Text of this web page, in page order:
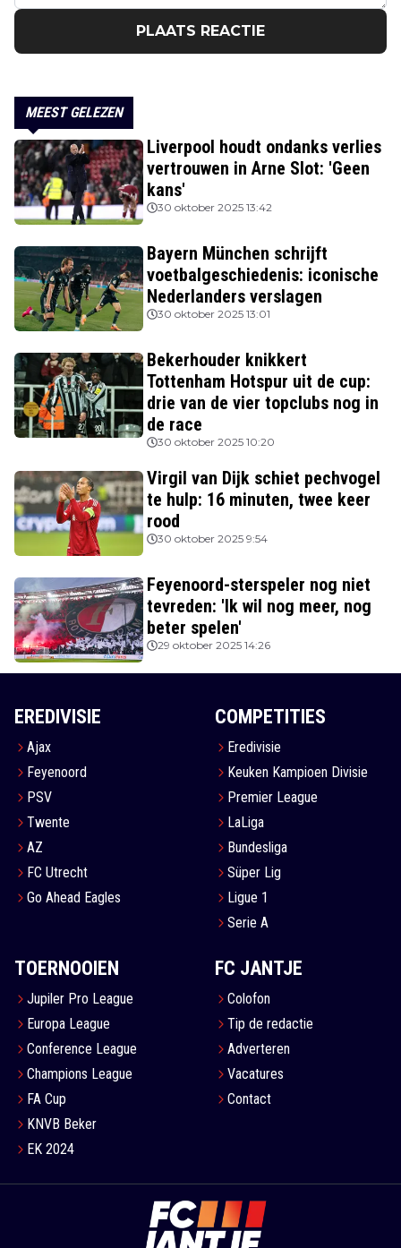
PLAATS REACTIE
MEEST GELEZEN
Liverpool houdt ondanks verlies
vertrouwen in Arne Slot: 'Geen
kans'
30 oktober 2025 13:42
Bayern München schrijft
voetbalgeschiedenis: iconische
Nederlanders verslagen
30 oktober 2025 13:01
Bekerhouder knikkert
Tottenham Hotspur uit de cup:
drie van de vier topclubs nog in
de race
30 oktober 2025 10:20
Virgil van Dijk schiet pechvogel
te hulp: 16 minuten, twee keer
rood
30 oktober 2025 9:54
Feyenoord-sterspeler nog niet
tevreden: 'Ik wil nog meer, nog
beter spelen'
29 oktober 2025 14:26
EREDIVISIE
Ajax
Feyenoord
PSV
Twente
AZ
FC Utrecht
Go Ahead Eagles
COMPETITIES
Eredivisie
Keuken Kampioen Divisie
Premier League
LaLiga
Bundesliga
Süper Lig
Ligue 1
Serie A
TOERNOOIEN
Jupiler Pro League
Europa League
Conference League
Champions League
FA Cup
KNVB Beker
EK 2024
FC JANTJE
Colofon
Tip de redactie
Adverteren
Vacatures
Contact